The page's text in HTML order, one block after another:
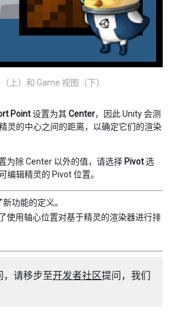
上）和 Game 视图（下）
Point设置为其Center，因此 Unity 会测
灵的中心之间的距离，以确定它们的渲染
为除 Center 以外的值，请选择 Pivot选
编辑精灵的 Pivot 位置。
功能的定义。
使用轴心位置对基于精灵的渲染器进行排
，请移步至开发者社区提问，我们